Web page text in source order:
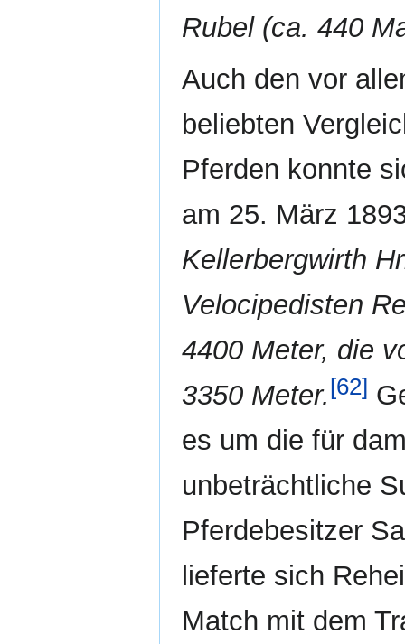
Rubel (ca. 440
Auch den vor
beliebten
Pferden konnte
am 25. März
Kellerbergwirth
Velocipedisten
4400 Meter, die
3350 Meter.[62]
es um die für
unbeträchtliche
Pferdebesitzer
lieferte sich
Match mit dem